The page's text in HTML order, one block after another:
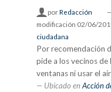
porRedacción
modificación 02/06/
ciudadana
Por recomendación
pide a los vecinos de
ventanas ni usar el
Ubicado en Acción